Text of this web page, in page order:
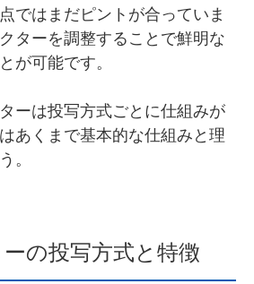
ではまだピントが合っていま
ターを調整することで鮮明な
が可能です。
ーは投写方式ごとに仕組みが
あくまで基本的な仕組みと理
。
の投写方式と特徴